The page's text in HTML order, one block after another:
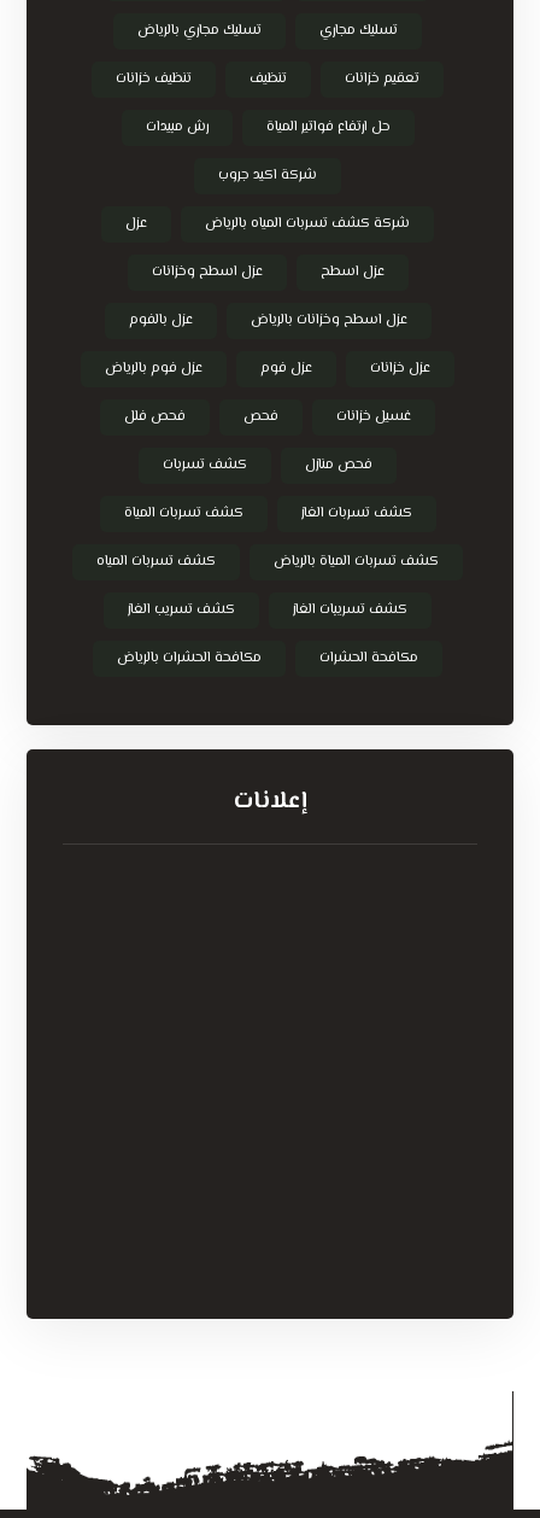
تسليك مجاري تسليك مجاري بالرياض
تعقيم خزانات تنظيف تنظيف خزانات
حل ارتفاع فواتير المياة رش مبيدات
شركة اكيد جروب
شركة كشف تسربات المياه بالرياض عزل
عزل اسطح عزل اسطح وخزانات
عزل اسطح وخزانات بالرياض عزل بالفوم
عزل خزانات عزل فوم عزل فوم بالرياض
غسيل خزانات فحص فحص فلل
فحص منازل كشف تسربات
كشف تسربات الغاز كشف تسربات المياة
كشف تسربات المياة بالرياض كشف تسربات المياه
كشف تسريبات الغاز كشف تسريب الغاز
مكافحة الحشرات مكافحة الحشرات بالرياض
إعلانات